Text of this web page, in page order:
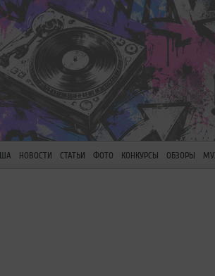
НОВОСТИ СТАТЬИ ФОТО КОНКУРСЫ ОБЗОРЫ